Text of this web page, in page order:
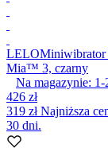
LELO
Mia™ 3, czarny
Na magazynie: 1-
426 zł
319 złNajniższa
30 dni.